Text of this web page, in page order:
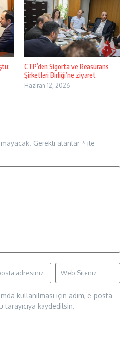
CTP’den Sigorta ve Reasürans
Şirketleri Birliği’ne ziyaret
Haziran 12, 2026
Gerekli alanlar * ile
kullanılması için adım, e-posta
kaydedilsin.